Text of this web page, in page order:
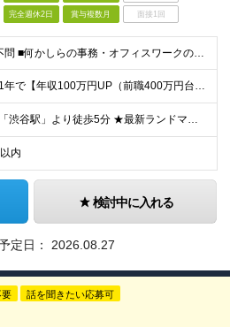
完全週休2日 賞与複数月 面接1回
■学歴不問 ■何かしらの事務・オフィスワークの実務経験（1年以上／業界不問） ※一般事務、営業アシスタント、人事など職種は不問です！ ＼1つでも当てはまれば、まずはご応募ください！／ □ 自分で考え
★入社1年で【年収100万円UP（前職400万円台⇒600万円台）】の実績あり！ ※前職の給与やご経験、能力を最大限に考慮し、お互いが納得いく形で決定します。 ■想定年収：330万円〜800万円 ■
★各線「渋谷駅」より徒歩5分 ★最新ランドマークオフィスです！ ★転勤はありません 魅力POINT♪ ￣￣V￣￣￣ 道玄坂通りの新しいオフィスは渋谷駅からアクセス抜群！ 周辺の飲食店やショッピングス
内
検討中に入れる
定日： 2026.08.27
要 話を聞きたい応募可